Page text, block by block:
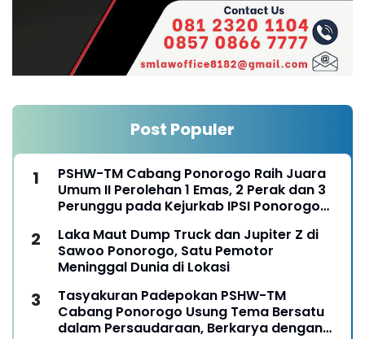
Post Populer
PSHW-TM Cabang Ponorogo Raih Juara
Umum II Perolehan 1 Emas, 2 Perak dan 3
Perunggu pada Kejurkab IPSI Ponorogo
Laka Maut Dump Truck dan Jupiter Z di
Sawoo Ponorogo, Satu Pemotor
Meninggal Dunia di Lokasi
Tasyakuran Padepokan PSHW-TM
Cabang Ponorogo Usung Tema Bersatu
dalam Persaudaraan, Berkarya dengan